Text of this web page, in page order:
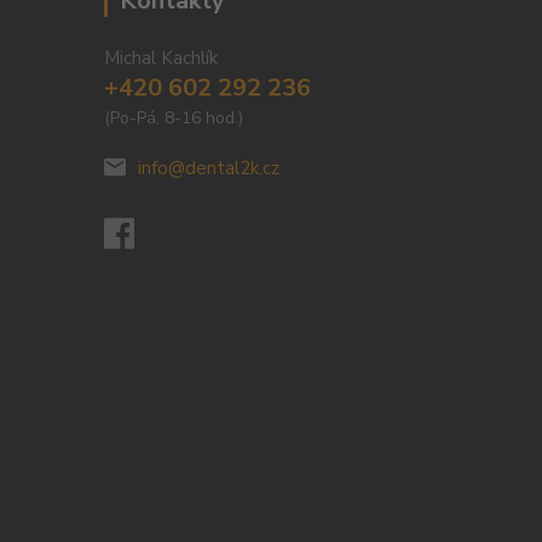
Michal Kachlík
+420 602 292 236
(Po-Pá, 8-16 hod.)
info@dental2k.cz